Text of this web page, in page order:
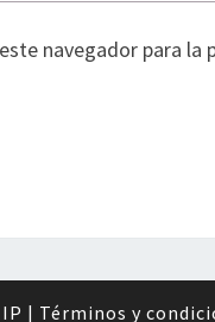
navegador para la
| Términos y